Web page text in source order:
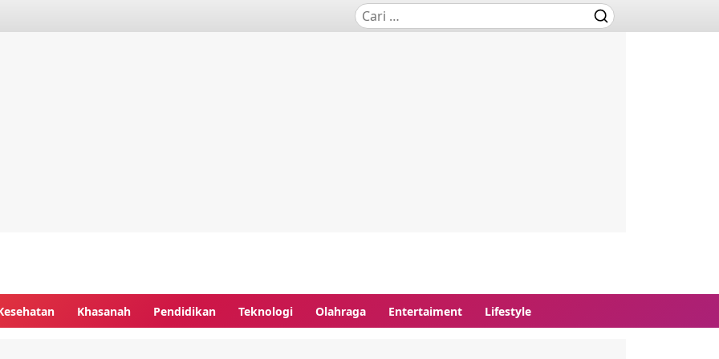
Khasanah Pendidikan Teknologi Olahraga Entertaiment Lifestyle